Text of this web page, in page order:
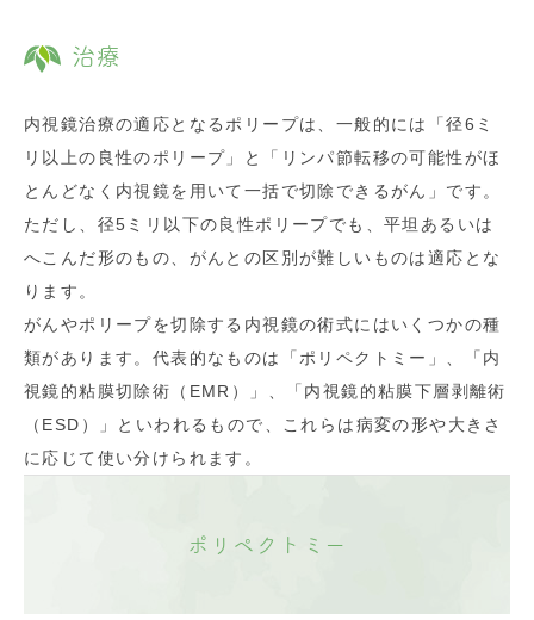
治療
内視鏡治療の適応となるポリープは、一般的には「径6ミ
リ以上の良性のポリープ」と「リンパ節転移の可能性がほ
とんどなく内視鏡を用いて一括で切除できるがん」です。
ただし、径5ミリ以下の良性ポリープでも、平坦あるいは
へこんだ形のもの、がんとの区別が難しいものは適応とな
ります。
がんやポリープを切除する内視鏡の術式にはいくつかの種
類があります。代表的なものは「ポリペクトミー」、「内
視鏡的粘膜切除術（EMR）」、「内視鏡的粘膜下層剥離術
（ESD）」といわれるもので、これらは病変の形や大きさ
に応じて使い分けられます。
ポリペクトミー